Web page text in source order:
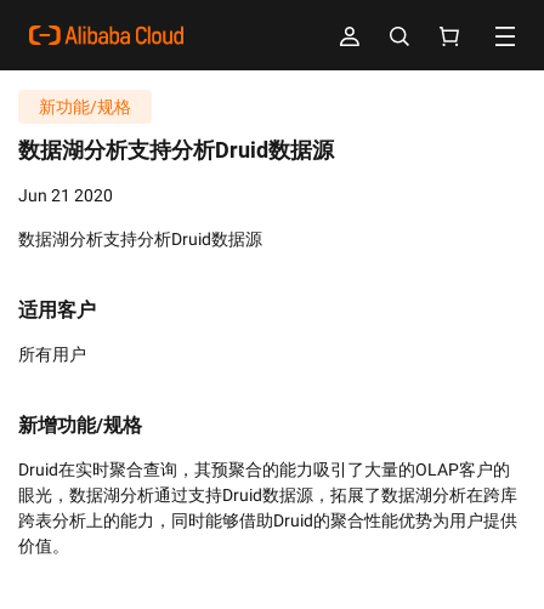
新功能/规格
数据湖分析支持分析Druid数据源
Jun 21 2020
数据湖分析支持分析Druid数据源
适用客户
所有用户
新增功能/规格
Druid在实时聚合查询，其预聚合的能力吸引了大量的OLAP客户的
眼光，数据湖分析通过支持Druid数据源，拓展了数据湖分析在跨库
跨表分析上的能力，同时能够借助Druid的聚合性能优势为用户提供
价值。